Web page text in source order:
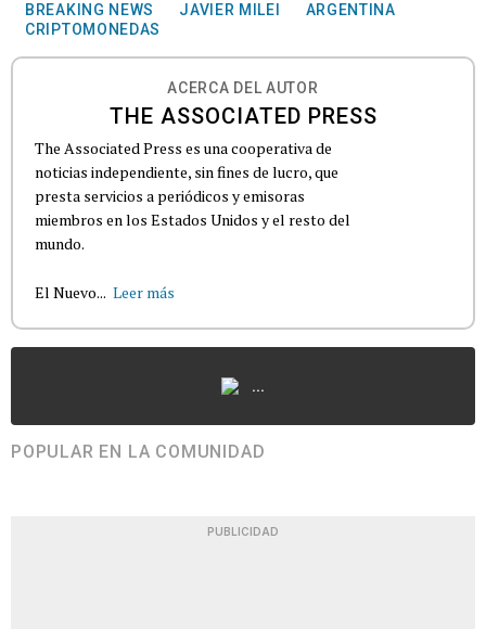
BREAKING NEWS JAVIER MILEI
ARGENTINA
CRIPTOMONEDAS
ACERCA DEL AUTOR
THE ASSOCIATED PRESS
The Associated Press es una cooperativa de
noticias independiente, sin fines de lucro, que
presta servicios a periódicos y emisoras
miembros en los Estados Unidos y el resto del
mundo.
El Nuevo... Leer más
...
POPULAR EN LA COMUNIDAD
PUBLICIDAD